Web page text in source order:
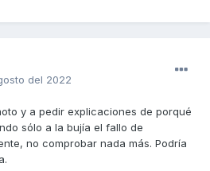
que se mueven con mucho
de las seis del tornillo).
de cambiar alguna junta de
del 2022
y a pedir explicaciones de porqué
sólo a la bujía el fallo de
no comprobar nada más. Podría